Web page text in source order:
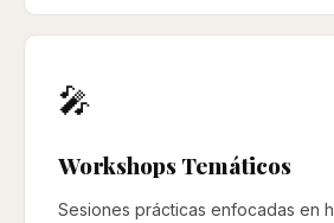
🎤
Workshops Temáticos
Sesiones prácticas enfocadas en